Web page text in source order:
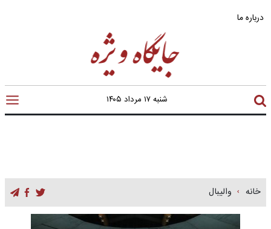
درباره ما
شنبه ۱۷ مرداد ۱۴۰۵
خانه والیبال